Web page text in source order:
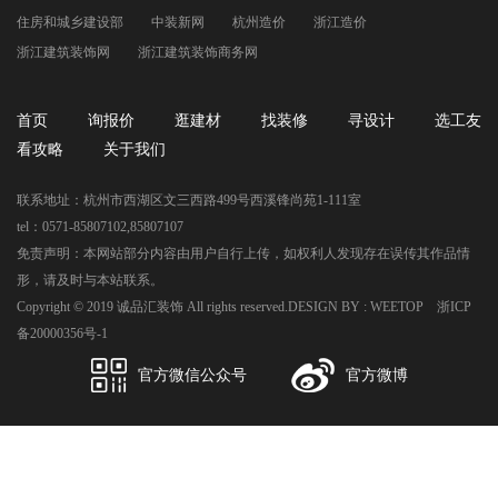
住房和城乡建设部 中装新网 杭州造价
浙江造价
浙江建筑装饰网
浙江建筑装饰商务网
首页 询报价 逛建材 找装修 寻设计
选工友
看攻略
关于我们
联系地址：杭州市西湖区文三西路499号西溪锋尚苑1-111室
tel：0571-85807102,85807107
免责声明：本网站部分内容由用户自行上传，如权利人发现存在误传其作品情
形，请及时与本站联系。
Copyright © 2019 诚品汇装饰 All rights reserved.DESIGN BY : WEETOP
浙ICP
备20000356号-1
官方微信公众号 官方微博